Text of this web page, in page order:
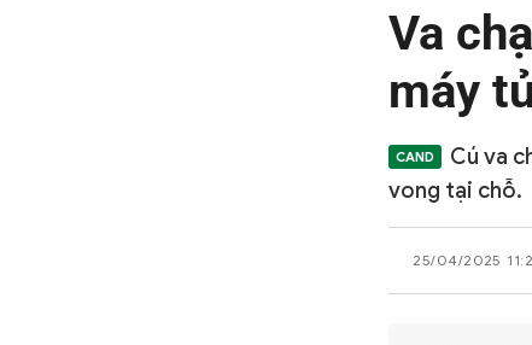
Va
máy
Cú va
vong tại chỗ.
25/04/2025